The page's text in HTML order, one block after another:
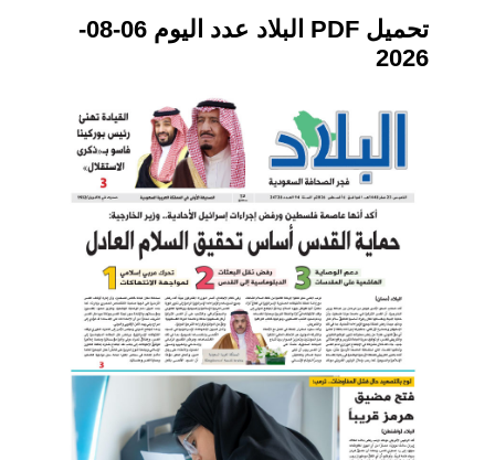
تحميل PDF البلاد عدد اليوم 06-08-
2026